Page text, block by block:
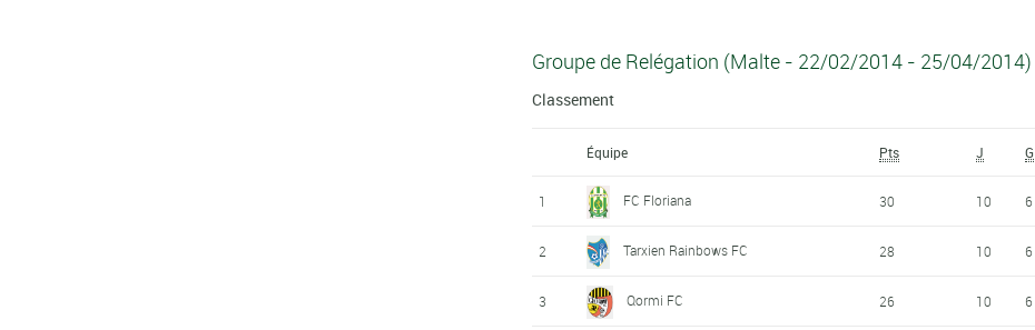
Groupe de Relégation (Malte - 22/02/2014 - 25/04/2014)
Classement
Équipe Pts J G
1 FC Floriana 30 10 6
2 Tarxien Rainbows FC 28 10 6
3 Qormi FC 26 10 6